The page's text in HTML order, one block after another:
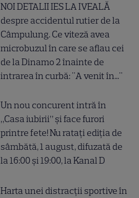
NOI DETALII IES LA IVEALĂ
despre accidentul rutier de la
Câmpulung. Ce viteză avea
microbuzul în care se aflau cei
de la Dinamo 2 înainte de
intrarea în curbă: "A venit în..."
Un nou concurent intră în
„Casa iubirii” și face furori
printre fete! Nu ratați ediția de
sâmbătă, 1 august, difuzată de
la 16:00 și 19:00, la Kanal D
Harta unei distracții sportive în